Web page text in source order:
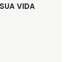
VIDA